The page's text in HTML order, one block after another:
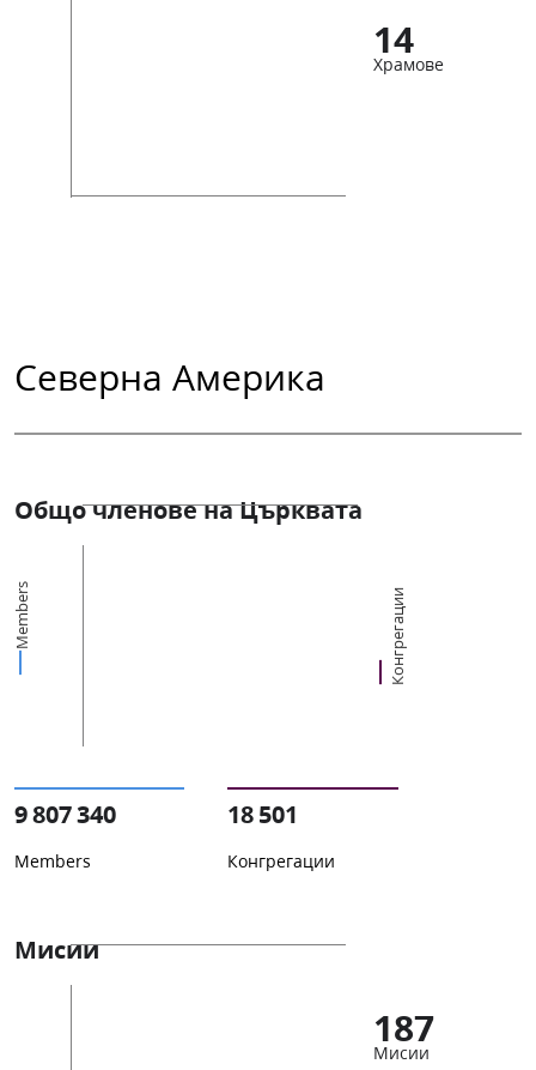
14
Храмове
Северна Америка
Общо членове на Църквата
Members Конгрегации
9 807 340
Members
18 501
Конгрегации
Мисии
187
Мисии